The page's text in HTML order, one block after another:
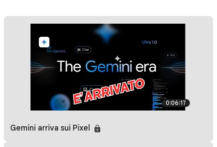
0:06:17
Gemini arriva sui Pixel